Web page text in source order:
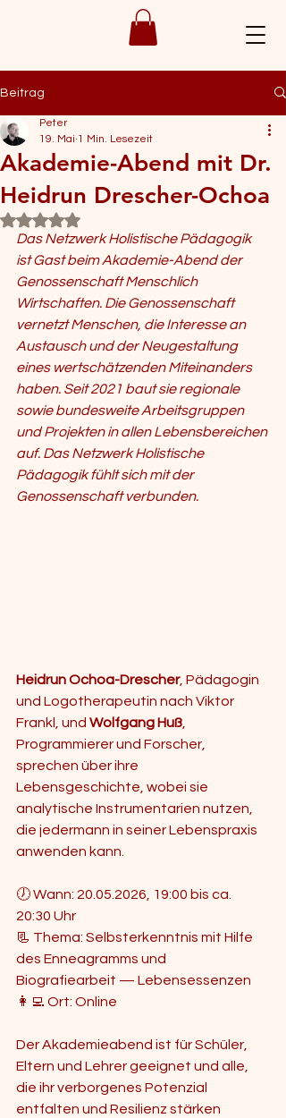
Beitrag
Akademie-Abend mit Dr.
Heidrun Drescher-Ochoa
Peter
19. Mai 1 Min. Lesezeit
Mit NaN von 5 Sternen bewertet.
Das Netzwerk Holistische Pädagogik
ist Gast beim Akademie-Abend der
Genossenschaft Menschlich
Wirtschaften. Die Genossenschaft
vernetzt Menschen, die Interesse an
Austausch und der Neugestaltung
eines wertschätzenden Miteinanders
haben. Seit 2021 baut sie regionale
sowie bundesweite Arbeitsgruppen
und Projekten in allen Lebensbereichen
auf. Das Netzwerk Holistische
Pädagogik fühlt sich mit der
Genossenschaft verbunden.
Heidrun Ochoa-Drescher, Pädagogin
und Logotherapeutin nach Viktor
Frankl, und Wolfgang Huß
Programmierer und Forscher,
sprechen über ihre
Lebensgeschichte, wobei sie
analytische Instrumentarien nutzen,
die jedermann in seiner Lebenspraxis
anwenden kann.
🕖 Wann: 20.05.2026, 19:00 bis ca.
20:30 Uhr
📃 Thema: Selbsterkenntnis mit Hilfe
des Enneagramms und
Biografiearbeit — Lebensessenzen
👩‍💻 Ort: Online
Der Akademieabend ist für Schüler,
Eltern und Lehrer geeignet und alle,
die ihr verborgenes Potenzial
entfalten und Resilienz stärken